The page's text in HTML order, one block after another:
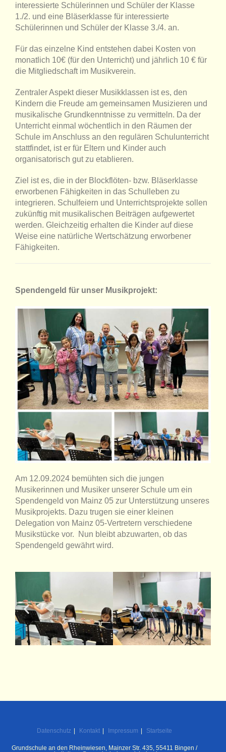
interessierte Schülerinnen und Schüler der Klasse
1./2. und eine Bläserklasse für interessierte
Schülerinnen und Schüler der Klasse 3./4. an.
Für das einzelne Kind entstehen dabei Kosten von
monatlich 10€ (für den Unterricht) und jährlich 10 € für
die Mitgliedschaft im Musikverein.
Zentraler Aspekt dieser Musikklassen ist es, den
Kindern die Freude am gemeinsamen Musizieren und
musikalische Grundkenntnisse zu vermitteln. Da der
Unterricht einmal wöchentlich in den Räumen der
Schule im Anschluss an den regulären Schulunterricht
stattfindet, ist er für Eltern und Kinder auch
organisatorisch gut zu etablieren.
Ziel ist es, die in der Blockflöten- bzw. Bläserklasse
erworbenen Fähigkeiten in das Schulleben zu
integrieren. Schulfeiern und Unterrichtsprojekte sollen
zukünftig mit musikalischen Beiträgen aufgewertet
werden. Gleichzeitig erhalten die Kinder auf diese
Weise eine natürliche Wertschätzung erworbener
Fähigkeiten.
Spendengeld für unser Musikprojekt:
Am 12.09.2024 bemühten sich die jungen
Musikerinnen und Musiker unserer Schule um ein
Spendengeld von Mainz 05 zur Unterstützung unseres
Musikprojekts. Dazu trugen sie einer kleinen
Delegation von Mainz 05-Vertretern verschiedene
Musikstücke vor. Nun bleibt abzuwarten, ob das
Spendengeld gewährt wird.
Datenschutz Kontakt Impressum Startseite
Grundschule an den Rheinwiesen, Mainzer Str. 435, 55411 Bingen /